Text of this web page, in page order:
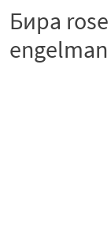
Бира
engelman